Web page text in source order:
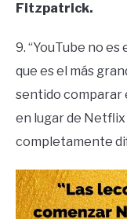
Fitzpatrick.
9. “YouTube no
que es el más
sentido comparar
en lugar de
completamente